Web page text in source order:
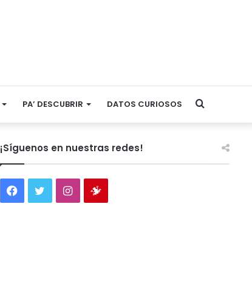
PA’ DESCUBRIR DATOS CURIOSOS Search
¡Síguenos en nuestras redes!
Facebook
TwitterInstagram